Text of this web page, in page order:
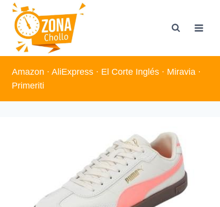
Saltar
contenido
Amazon · AliExpress · El Corte Inglés · Miravia ·
Primeriti